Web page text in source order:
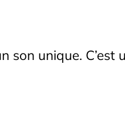
son unique.